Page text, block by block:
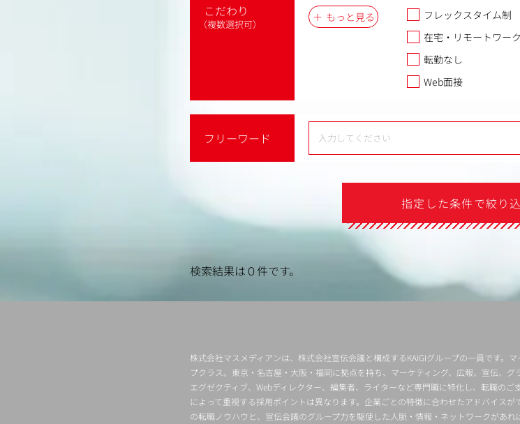
こだわり
（複数選択可）
もっと見る
フレックスタイム制
在宅・リモートワーク
転勤なし
Web面接
フリーワード
指定した条件で絞り
検索結果は０件です。
株式会社マスメディアンは、株式会社宣伝会議と構成するKAIGIグループの一員です。
プクラス。東京・名古屋・大阪・福岡に拠点を持ち、マーケティング、広報、宣伝、
エグゼクティブ、Webディレクター、編集者、ライターなど専門職に特化し、転職の
によって重視する採用ポイントは異なります。企業ごとの特徴に合わせたアドバイス
の転職ノウハウと、宣伝会議のグループ力を駆使した人脈・情報・ネットワークがあ